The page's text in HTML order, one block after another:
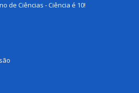
de Ciências - Ciência é 10!